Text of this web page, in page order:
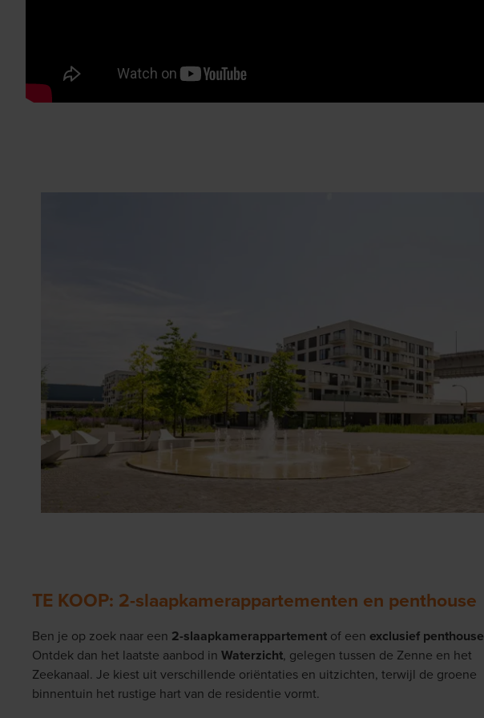
TE KOOP: 2-slaapkamerappartementen en penthouse
Ben je op zoek naar een 2-slaapkamerappartement of een exclusief penthouse
Ontdek dan het laatste aanbod in Waterzicht, gelegen tussen de Zenne en het
Zeekanaal. Je kiest uit verschillende oriëntaties en uitzichten, terwijl de groene
binnentuin het rustige hart van de residentie vormt.